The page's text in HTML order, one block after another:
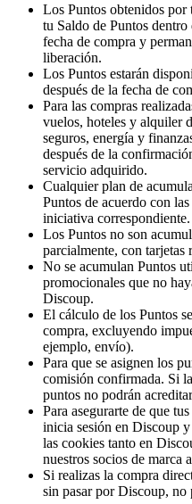
Los Puntos obtenidos por
tu Saldo de Puntos
fecha de compra y
liberación.
Los Puntos estarán
después de la fecha de
Para las compras
vuelos, hoteles y alquiler
seguros, energía y
después de la
servicio adquirido.
Cualquier plan de
Puntos de acuerdo con
iniciativa correspondiente.
Los Puntos no son
parcialmente, con tarjetas
No se acumulan Puntos
promocionales que no
Discoup.
El cálculo de los Puntos
compra, excluyendo
ejemplo, envío).
Para que se asignen los
comisión confirmada. Si
puntos no podrán
Para asegurarte de que
inicia sesión en Discoup y
las cookies tanto en
nuestros socios de marca
Si realizas la compra
sin pasar por Discoup, no